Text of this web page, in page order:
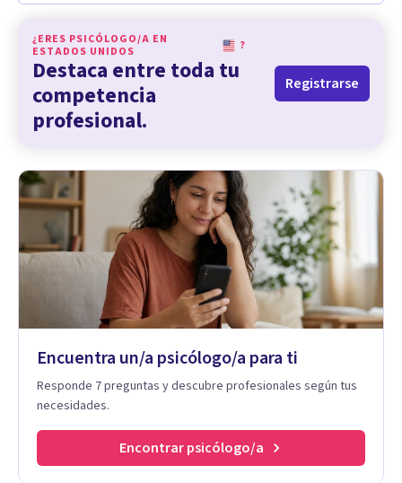
¿ERES PSICÓLOGO/A EN
ESTADOS UNIDOS
?
Destaca entre toda tu
competencia
profesional.
Registrarse
Encuentra un/a psicólogo/a para ti
Responde 7 preguntas y descubre profesionales según tus
necesidades.
Encontrar psicólogo/a